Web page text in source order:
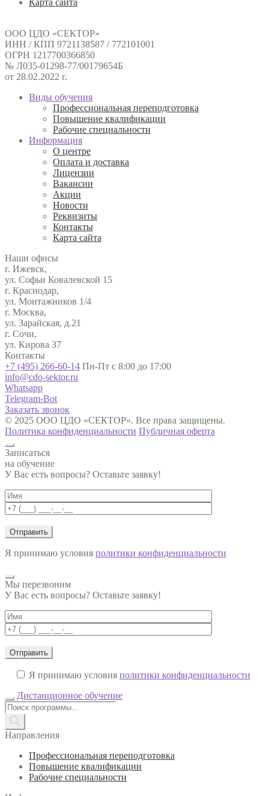
ООО ЦДО «СЕКТОР»
ИНН / КПП 9721138587 / 772101001
ОГРН 1217700366850
№ Л035-01298-77/00179654Б
от 28.02.2022 г.
Виды обучения
Профессиональная переподготовка
Повышение квалификации
Рабочие специальности
Информация
О центре
Оплата и доставка
Лицензии
Вакансии
Акции
Новости
Реквизиты
Контакты
Карта сайта
Наши офисы
г. Ижевск,
ул. Софьи Ковалевской 15
г. Краснодар,
ул. Монтажников 1/4
г. Москва,
ул. Зарайская, д.21
г. Сочи,
ул. Кирова 37
Контакты
+7 (495) 266-60-14 Пн-Пт с 8:00 до 17:00
info@cdo-sektor.ru
Whatsapp
Telegram-Bot
Заказать звонок
© 2025 ООО ЦДО «СЕКТОР». Все права защищены.
Политика конфиденциальности Публичная оферта
Записаться
на обучение
У Вас есть вопросы? Оставьте заявку!
Я принимаю условия политики конфиденциальности
Мы перезвоним
У Вас есть вопросы? Оставьте заявку!
Я принимаю условия политики конфиденциальности
Дистанционное обучение
Поиск
товаров
Направления
Профессиональная переподготовка
Повышение квалификации
Рабочие специальности